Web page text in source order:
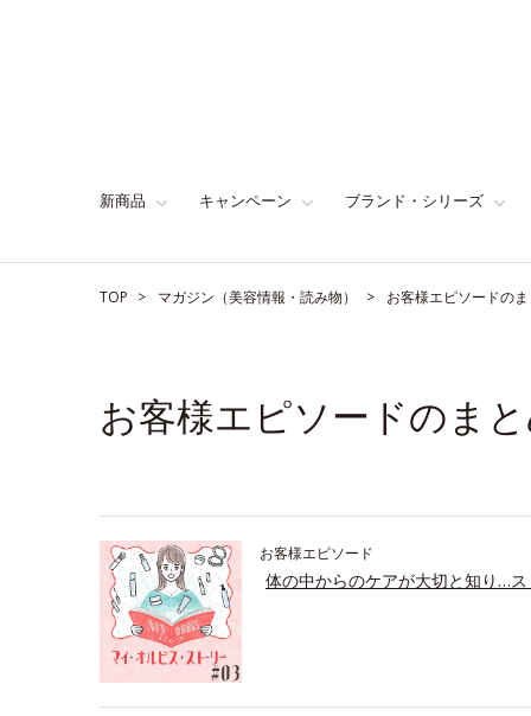
新商品 キャンペーン ブランド・シリーズ
TOP マガジン（美容情報・読み物） お客様エピソードの
お客様エピソードのま
お客様エピソード
体の中からのケアが大切と知り…